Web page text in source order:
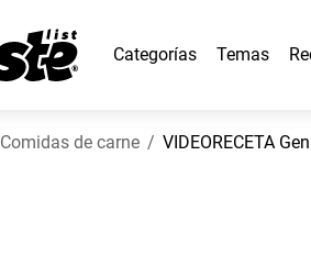
Categorías Temas
Comidas de carne VIDEORECETA